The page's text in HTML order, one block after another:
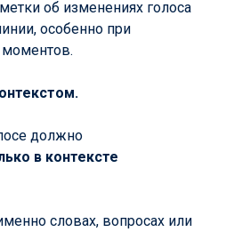
об изменениях голоса
особенно при
должно
в контексте
словах, вопросах или